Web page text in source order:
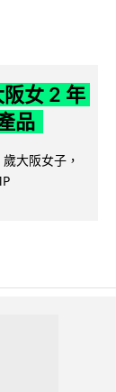
女 2 年
品
大阪女子，